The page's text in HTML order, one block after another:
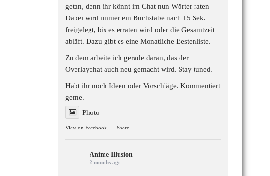
getan, denn ihr könnt im Chat nun Wörter raten.
Dabei wird immer ein Buchstabe nach 15 Sek.
freigelegt, bis es erraten wird oder die Gesamtzeit
abläft. Dazu gibt es eine Monatliche Bestenliste.
Zu dem arbeite ich gerade daran, das der
Overlaychat auch neu gemacht wird. Stay tuned.
Habt ihr noch Ideen oder Vorschläge. Kommentiert
gerne.
Photo
View on Facebook · Share
Anime Illusion
2 months ago